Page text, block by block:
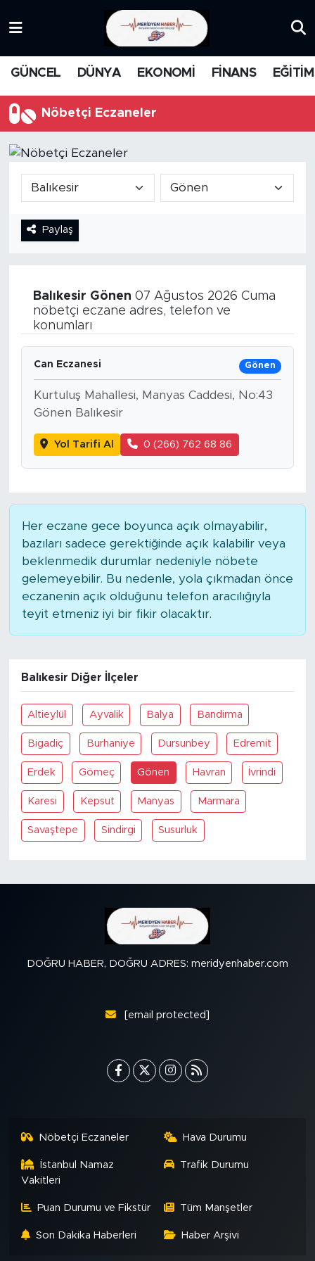
GÜNCEL DÜNYA EKONOMİ FİNANS EĞİTİM
Nöbetçi Eczaneler
Paylaş
Balıkesir Gönen 07 Ağustos 2026 Cuma
nöbetçi eczane adres, telefon ve
konumları
Can Eczanesi Gönen
Kurtuluş Mahallesi, Manyas Caddesi, No:43
Gönen Balıkesir
Yol Tarifi Al 0 (266) 762 68 86
Her eczane gece boyunca açık olmayabilir,
bazıları sadece gerektiğinde açık kalabilir veya
beklenmedik durumlar nedeniyle nöbete
gelemeyebilir. Bu nedenle, yola çıkmadan önce
eczanenin açık olduğunu telefon aracılığıyla
teyit etmeniz iyi bir fikir olacaktır.
Balıkesir Diğer İlçeler
Altieylül Ayvalik Balya Bandirma
Bigadiç Burhaniye Dursunbey Edremit
Erdek Gömeç Gönen Havran İvrindi
Karesi Kepsut Manyas Marmara
Savaştepe Sindirgi Susurluk
DOĞRU HABER, DOĞRU ADRES: meridyenhaber.com
[email protected]
Nöbetçi Eczaneler Hava Durumu
İstanbul Namaz
Vakitleri
Trafik Durumu
Puan Durumu ve Fikstür Tüm Manşetler
Son Dakika Haberleri Haber Arşivi
MEDYA
DÜNYA
KARİKATÜR
ANALİZ
NOSTALJİ
DİNİ
POLİTİKA
YAŞAM
TARİHTEN GÜNÜMÜZE
TARİH
KADIN
ALINTI YAZARLAR
Trafik Durumu
Tüm Manşetler
Haber Arşivi